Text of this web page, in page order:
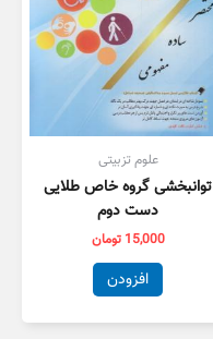
علوم تزبیتی
توانبخشی گروه خاص طلایی
دست دوم
15,000 تومان
افزودن